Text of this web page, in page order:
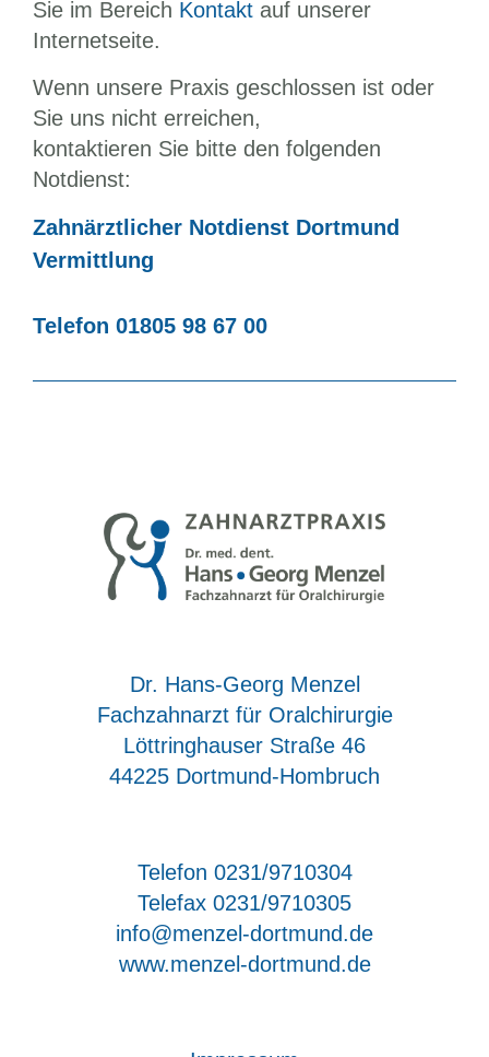
Sie im Bereich Kontakt auf unserer
Internetseite.
Wenn unsere Praxis geschlossen ist oder
Sie uns nicht erreichen,
kontaktieren Sie bitte den folgenden
Notdienst:
Zahnärztlicher Notdienst Dortmund
Vermittlung
Telefon 01805 98 67 00
Dr. Hans-Georg Menzel
Fachzahnarzt für Oralchirurgie
Löttringhauser Straße 46
44225 Dortmund-Hombruch
Telefon 0231/9710304
Telefax 0231/9710305
info@menzel-dortmund.de
www.menzel-dortmund.de